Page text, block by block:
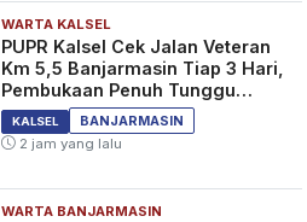
WARTA KALSEL
PUPR Kalsel Cek Jalan Veteran
Km 5,5 Banjarmasin Tiap 3 Hari,
Pembukaan Penuh Tunggu
Pantauan
KALSEL
BANJARMASIN
2 jam yang lalu
WARTA BANJARMASIN